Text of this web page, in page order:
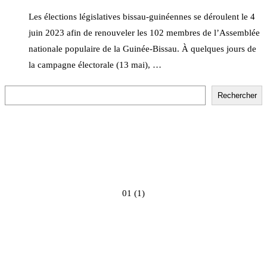
Les élections législatives bissau-guinéennes se déroulent le 4
juin 2023 afin de renouveler les 102 membres de l’Assemblée
nationale populaire de la Guinée-Bissau. À quelques jours de
la campagne électorale (13 mai), …
Rechercher
01 (1)